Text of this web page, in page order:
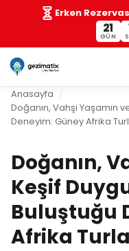
Erken
21
GÜN
Anasayfa
Doğanın, Vahşi Yaşamın
Deneyim: Güney Afrika
Doğanın,
Keşif
Buluştuğu
Afrika